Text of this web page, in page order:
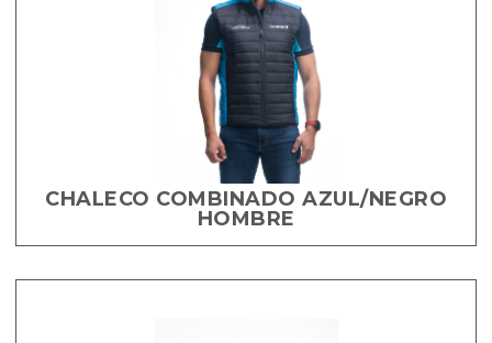
CHALECO COMBINADO AZUL/NEGRO
HOMBRE